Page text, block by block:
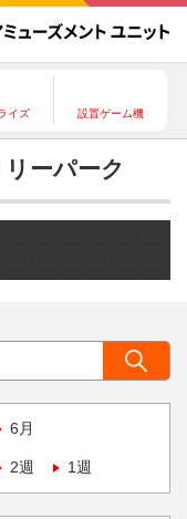
イズ 設置ゲーム機
ーパーク
6月
2週 1週